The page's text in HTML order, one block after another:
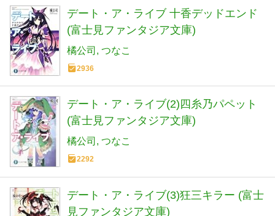
デート・ア・ライブ 十香デッドエンド
(富士見ファンタジア文庫)
橘公司 つなこ
2936
デート・ア・ライブ(2)四糸乃パペット
(富士見ファンタジア文庫)
橘公司 つなこ
2292
デート・ア・ライブ(3)狂三キラー (富士
見ファンタジア文庫)